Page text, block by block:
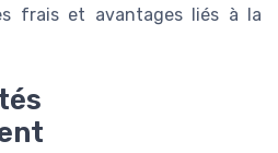
frais et avantages liés à la